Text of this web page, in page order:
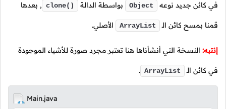
في كائن جديد نوعه Object بواسطة الدالة clone() , بعدها
قمنا بمسح كائن الـ ArrayList الأصلي.
إنتبه: النسخة التي أنشأناها هنا تعتبر مجرد صورة للأشياء الموجودة
في كائن الـ ArrayList
.
Main.java